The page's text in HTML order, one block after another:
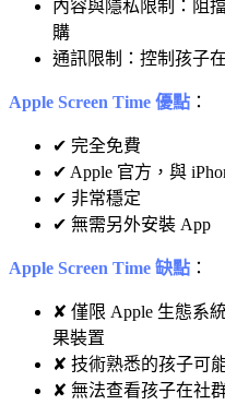
內容與隱私限制：阻
購
通訊限制：控制孩子
Apple Screen Time 優點 ：
✔ 完全免費
✔ Apple 官方，與
✔ 非常穩定
✔ 無需另外安裝 App
Apple Screen Time 缺點 ：
✘ 僅限 Apple 生態系
果裝置
✘ 技術熟悉的孩子可
✘ 無法查看孩子在社